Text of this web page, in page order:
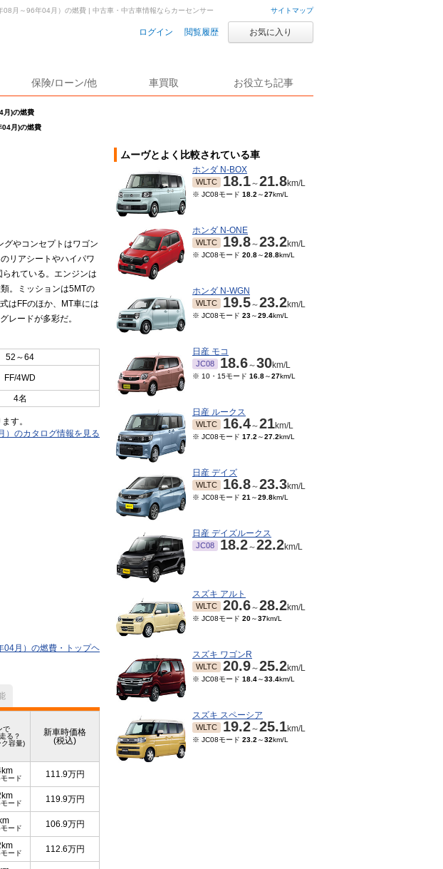
サイトマップ
ログイン 閲覧履歴 お気に入り
保険/ローン/他 車買取 お役立ち記事
月)の燃費
04月)の燃費
08月～96年04月）の燃費 | 中古車・中古車情報ならカーセンサー
グやコンセプトはワゴン
リアシートやハイパワ
れている。エンジンは
。ミッションは5MTの
はFFのほか、MT車には
レードが多彩だ。
52～64
FF/4WD
4名
す。
）のカタログ情報を見る
04月）の燃費・トップヘ
で
る？
容量)
新車時価格
(税込)
ード 111.9万円
ード 119.9万円
ード 106.9万円
ード 112.6万円
ムーヴとよく比較されている車
ホンダ N-BOX
WLTC 18.1～21.8km/L
※ JC08モード 18.2 ～27km/L
ホンダ N-ONE
WLTC 19.8～23.2km/L
※ JC08モード 20.8～28.8km/L
ホンダ N-WGN
WLTC 19.5～23.2km/L
※ JC08モード 23～29.4km/L
日産 モコ
JC08 18.6～30km/L
※ 10・15モード 16.8～27km/L
日産 ルークス
WLTC 16.4～21km/L
※ JC08モード 17.2 ～27.2km/L
日産 デイズ
WLTC 16.8～23.3km/L
※ JC08モード 21 ～29.8km/L
日産 デイズルークス
JC08 18.2～22.2km/L
スズキ アルト
WLTC 20.6～28.2km/L
※ JC08モード 20～37km/L
スズキ ワゴンR
WLTC 20.9～25.2km/L
※ JC08モード 18.4～33.4km/L
スズキ スペーシア
WLTC 19.2～25.1km/L
※ JC08モード 23.2 ～32km/L